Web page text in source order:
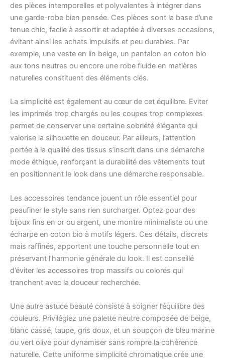
des pièces intemporelles et polyvalentes à intégrer dans
une garde-robe bien pensée. Ces pièces sont la base d’une
tenue chic, facile à assortir et adaptée à diverses occasions,
évitant ainsi les achats impulsifs et peu durables. Par
exemple, une veste en lin beige, un pantalon en coton bio
aux tons neutres ou encore une robe fluide en matières
naturelles constituent des éléments clés.
La simplicité est également au cœur de cet équilibre. Eviter
les imprimés trop chargés ou les coupes trop complexes
permet de conserver une certaine sobriété élégante qui
valorise la silhouette en douceur. Par ailleurs, l’attention
portée à la qualité des tissus s’inscrit dans une démarche
mode éthique, renforçant la durabilité des vêtements tout
en positionnant le look dans une démarche responsable.
Les accessoires tendance jouent un rôle essentiel pour
peaufiner le style sans rien surcharger. Optez pour des
bijoux fins en or ou argent, une montre minimaliste ou une
écharpe en coton bio à motifs légers. Ces détails, discrets
mais raffinés, apportent une touche personnelle tout en
préservant l’harmonie générale du look. Il est conseillé
d’éviter les accessoires trop massifs ou colorés qui
tranchent avec la douceur recherchée.
Une autre astuce beauté consiste à soigner l’équilibre des
couleurs. Privilégiez une palette neutre composée de beige,
blanc cassé, taupe, gris doux, et un soupçon de bleu marine
ou vert olive pour dynamiser sans rompre la cohérence
naturelle. Cette uniforme simplicité chromatique crée une